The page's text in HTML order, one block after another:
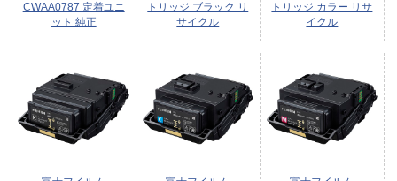
CWAA0787 定着ユニ
ット 純正
トリッジ ブラック リ
サイクル
トリッジ カラー リサ
イクル